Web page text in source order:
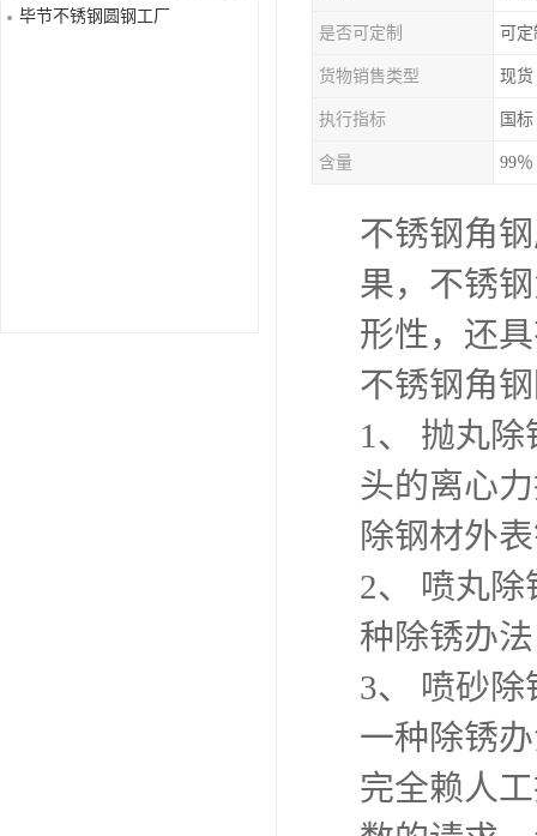
毕节不锈钢圆钢工厂
是否可定制 可定
货物销售类型 现货
执行指标 国标
含量 99％
不锈钢角
果，不锈
形性，还
不锈钢角
1、 抛丸
头的离心
除钢材外
2、 喷丸
种除锈办
3、 喷砂
一种除锈
完全赖人